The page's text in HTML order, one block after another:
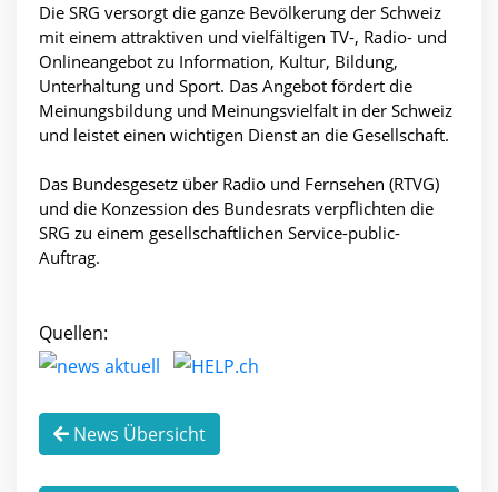
Die SRG versorgt die ganze Bevölkerung der Schweiz
mit einem attraktiven und vielfältigen TV-, Radio- und
Onlineangebot zu Information, Kultur, Bildung,
Unterhaltung und Sport. Das Angebot fördert die
Meinungsbildung und Meinungsvielfalt in der Schweiz
und leistet einen wichtigen Dienst an die Gesellschaft.
Das Bundesgesetz über Radio und Fernsehen (RTVG)
und die Konzession des Bundesrats verpflichten die
SRG zu einem gesellschaftlichen Service-public-
Auftrag.
Quellen:
News Übersicht